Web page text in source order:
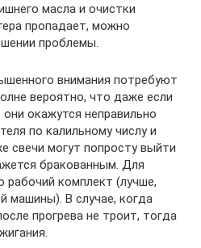
масла и очистки
пропадает, можно
проблемы.
внимания потребуют
вероятно, что даже если
окажутся неправильно
по калильному числу и
свечи могут попросту выйти
бракованным. Для
рабочий комплект (лучше,
машины). В случае, когда
прогрева не троит, тогда